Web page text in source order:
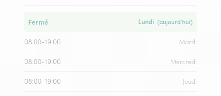
Fermé Lundi (aujourd’hui)
08:00-19:00 Mardi
08:00-19:00 Mercredi
08:00-19:00 Jeudi